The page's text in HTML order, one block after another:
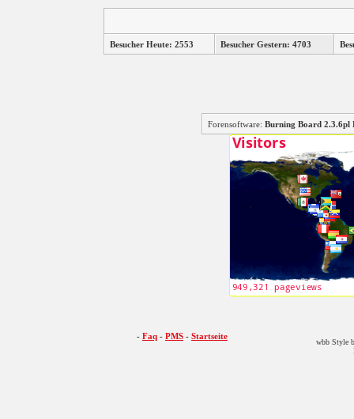
Besucher Heute: 2553 Besucher Gestern: 4703
Forensoftware: Burning Board
- Faq - PMS - Startseite
wbb Style